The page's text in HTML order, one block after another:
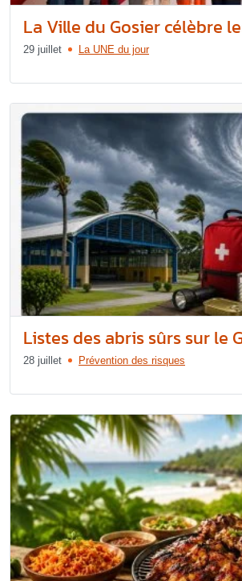
La Ville du Gosier célèbre
29 juillet La UNE du jour
Listes des abris sûrs sur le
28 juillet Prévention des risques